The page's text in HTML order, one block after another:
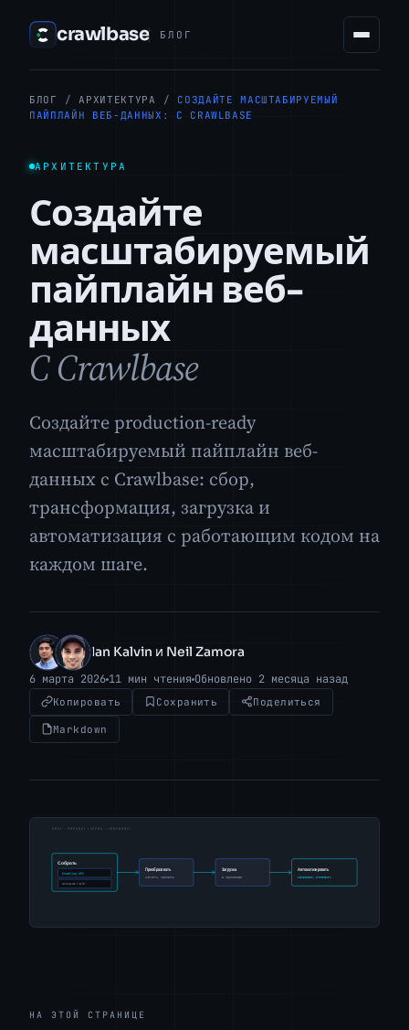
crawlbase БЛОГ
БЛОГ / АРХИТЕКТУРА /
СОЗДАЙТЕ МАСШТАБИРУЕМЫЙ
ПАЙПЛАЙН ВЕБ-ДАННЫХ: С CRAWLBASE
АРХИТЕКТУРА
Создайте
масштабируемый
пайплайн веб-
данных
С Crawlbase
Создайте production-ready
масштабируемый пайплайн веб-
данных с Crawlbase: сбор,
трансформация, загрузка и
автоматизация с работающим кодом на
каждом шаге.
IK NZ Ian Kalvin и Neil Zamora
6 марта 2026 11 мин чтения Обновлено 2 месяца назад
Копировать Сохранить Поделиться
Markdown
НА ЭТОЙ СТРАНИЦЕ